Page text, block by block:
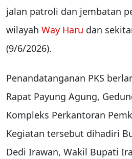
jalan patroli dan jembatan
wilayah Way Haru dan
(9/6/2026).
Penandatanganan PKS
Rapat Payung Agung,
Kompleks Perkantoran
Kegiatan tersebut dihadiri
Dedi Irawan, Wakil Bupati